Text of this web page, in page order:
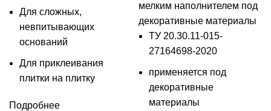
Для сложных,
невпитывающих
оснований
Для приклеивания
плитки на плитку
Подробнее
мелким наполнителем под
декоративные материалы
ТУ 20.30.11-015-
27164698-2020
применяется под
декоративные
материалы